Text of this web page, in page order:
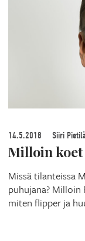
14.5.2018 Siiri
Milloin koet
Missä tilanteissa
puhujana? Milloin
miten flipper ja